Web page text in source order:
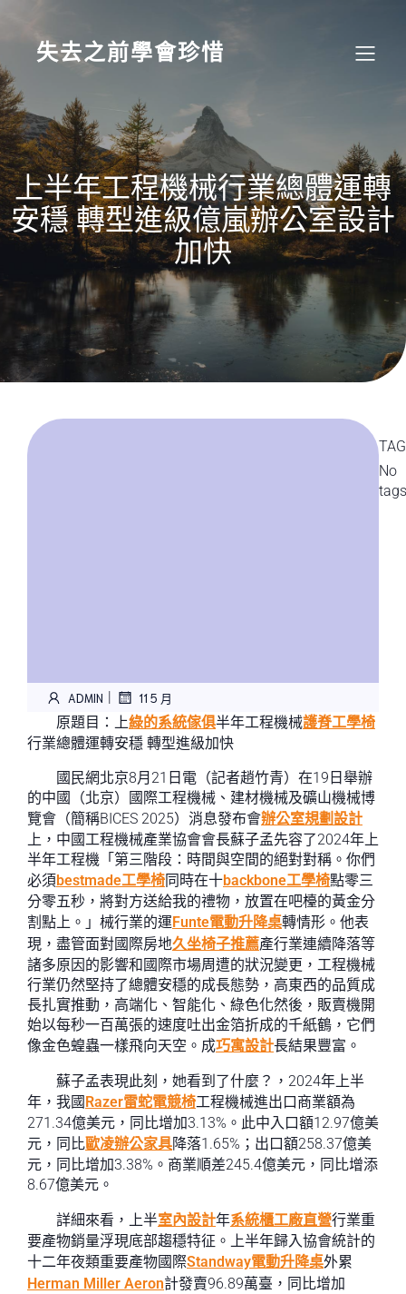
content
失去之前學會珍惜
上半年工程機械行業總體運轉
安穩 轉型進級億嵐辦公室設計
加快
ADMIN | 11 5 月
原題目：上綠的系統傢俱半年工程機械護脊工學椅
行業總體運轉安穩 轉型進級加快
國民網北京8月21日電（記者趙竹青）在19日舉辦
的中國（北京）國際工程機械、建材機械及礦山機械博
覽會（簡稱BICES 2025）消息發布會辦公室規劃設計
上，中國工程機械產業協會會長蘇子孟先容了2024年上
半年工程機「第三階段：時間與空間的絕對對稱。你們
必須bestmade工學椅同時在十backbone工學椅點零三
分零五秒，將對方送給我的禮物，放置在吧檯的黃金分
割點上。」械行業的運Funte電動升降桌轉情形。他表
現，盡管面對國際房地久坐椅子推薦產行業連續降落等
諸多原因的影響和國際市場周遭的狀況變更，工程機械
行業仍然堅持了總體安穩的成長態勢，高東西的品質成
長扎實推動，高端化、智能化、綠色化然後，販賣機開
始以每秒一百萬張的速度吐出金箔折成的千紙鶴，它們
像金色蝗蟲一樣飛向天空。成巧寓設計長結果豐富。
蘇子孟表現此刻，她看到了什麼？，2024年上半
年，我國Razer雷蛇電競椅工程機械進出口商業額為
271.34億美元，同比增加3.13%。此中入口額12.97億美
元，同比歐凌辦公家具降落1.65%；出口額258.37億美
元，同比增加3.38%。商業順差245.4億美元，同比增添
8.67億美元。
詳細來看，上半室內設計年系統櫃工廠直營行業重
要產物銷量浮現底部趨穩特征。上半年歸入協會統計的
十二年夜類重要產物國際Standway電動升降桌外累
Herman Miller Aeron計發賣96.89萬臺，同比增加
No
tags